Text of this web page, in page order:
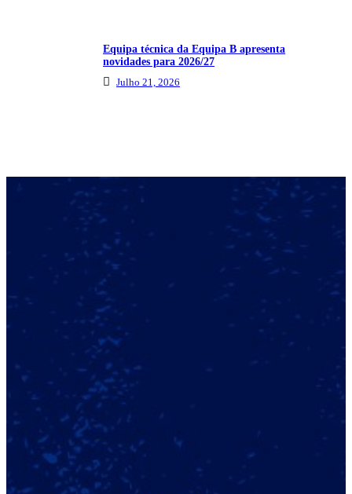
Equipa técnica da Equipa B apresenta
novidades para 2026/27
Julho 21, 2026